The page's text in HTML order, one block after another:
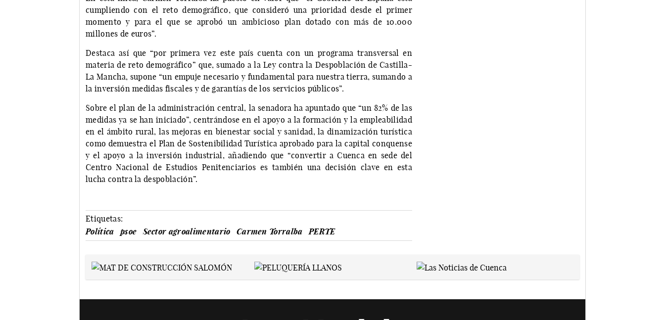
cumpliendo con el reto demográfico, que consideró una prioridad desde el primer
momento y para el que se aprobó un ambicioso plan dotado con más de 10.000
millones de euros”.
Destaca así que “por primera vez este país cuenta con un programa transversal en
materia de reto demográfico” que, sumado a la Ley contra la Despoblación de Castilla-
La Mancha, supone “un empuje necesario y fundamental para nuestra tierra, sumando a
la inversión medidas fiscales y de garantías de los servicios públicos”.
Sobre el plan de la administración central, la senadora ha apuntado que “un 82% de las
medidas ya se han iniciado”, centrándose en el apoyo a la formación y la empleabilidad
en el ámbito rural, las mejoras en bienestar social y sanidad, la dinamización turística
como demuestra el Plan de Sostenibilidad Turística aprobado para la capital conquense
y el apoyo a la inversión industrial, añadiendo que “convertir a Cuenca en sede del
Centro Nacional de Estudios Penitenciarios es también una decisión clave en esta
lucha contra la despoblación”.
Etiquetas:
Política
psoe Sector agroalimentario Carmen Torralba PERTE